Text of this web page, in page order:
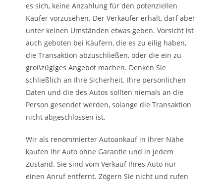
es sich, keine Anzahlung für den potenziellen
Käufer vorzusehen. Der Verkäufer erhält, darf aber
unter keinen Umständen etwas geben. Vorsicht ist
auch geboten bei Käufern, die es zu eilig haben,
die Transaktion abzuschließen, oder die ein zu
großzügiges Angebot machen. Denken Sie
schließlich an Ihre Sicherheit. Ihre persönlichen
Daten und die des Autos sollten niemals an die
Person gesendet werden, solange die Transaktion
nicht abgeschlossen ist.
Wir als renommierter Autoankauf in Ihrer Nähe
kaufen Ihr Auto ohne Garantie und in jedem
Zustand. Sie sind vom Verkauf Ihres Auto nur
einen Anruf entfernt. Zögern Sie nicht und rufen